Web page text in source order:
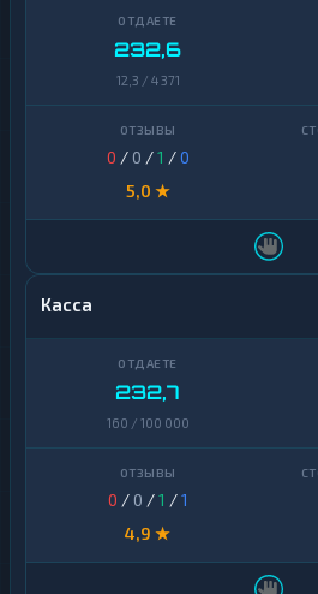
232,6
12,3 / 4 371
0 / 0 /1 /0
5,0 ★
Касса
232,7
160 / 100 000
0 / 0 /1 /1
4,9 ★